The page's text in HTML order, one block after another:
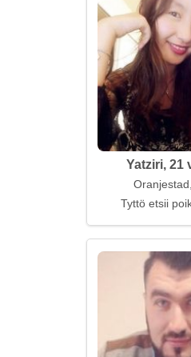
Yatziri, 21
Tyttö etsii